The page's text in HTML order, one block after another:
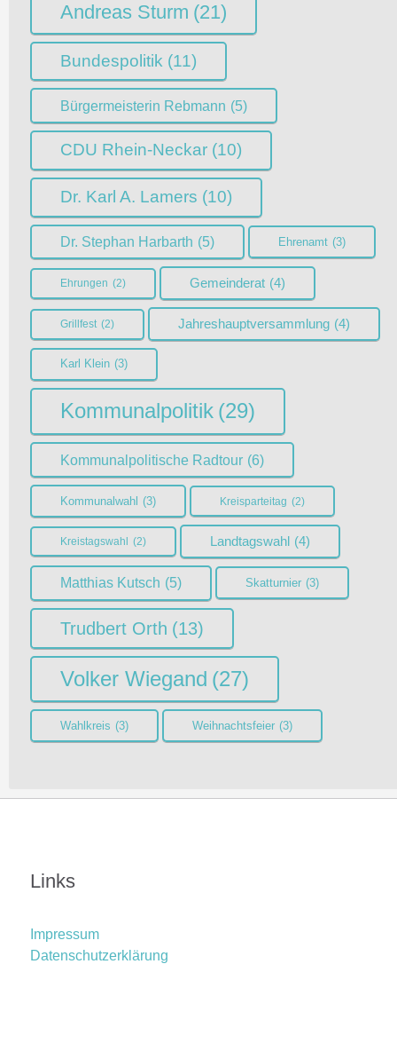
Andreas Sturm (21)
Bundespolitik (11)
Bürgermeisterin Rebmann (5)
CDU Rhein-Neckar (10)
Dr. Karl A. Lamers (10)
Dr. Stephan Harbarth (5) Ehrenamt (3)
Ehrungen (2) Gemeinderat (4)
Grillfest (2) Jahreshauptversammlung (4)
Karl Klein (3)
Kommunalpolitik (29)
Kommunalpolitische Radtour (6)
Kommunalwahl (3) Kreisparteitag (2)
Kreistagswahl (2) Landtagswahl (4)
Matthias Kutsch (5) Skatturnier (3)
Trudbert Orth (13)
Volker Wiegand (27)
Wahlkreis (3) Weihnachtsfeier (3)
Links
Impressum
Datenschutzerklärung